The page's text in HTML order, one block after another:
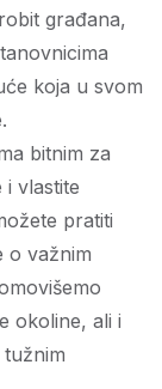
građana,
koja u svom
bitnim za
i vlastite
pratiti
o važnim
okoline, ali i